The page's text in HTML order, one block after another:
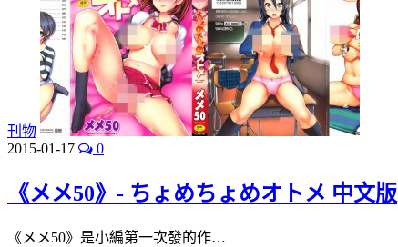
刊物
2015-01-17
0
《メメ50》- ちょめちょめオトメ 中文版
《メメ50》是小編第一次發的作…